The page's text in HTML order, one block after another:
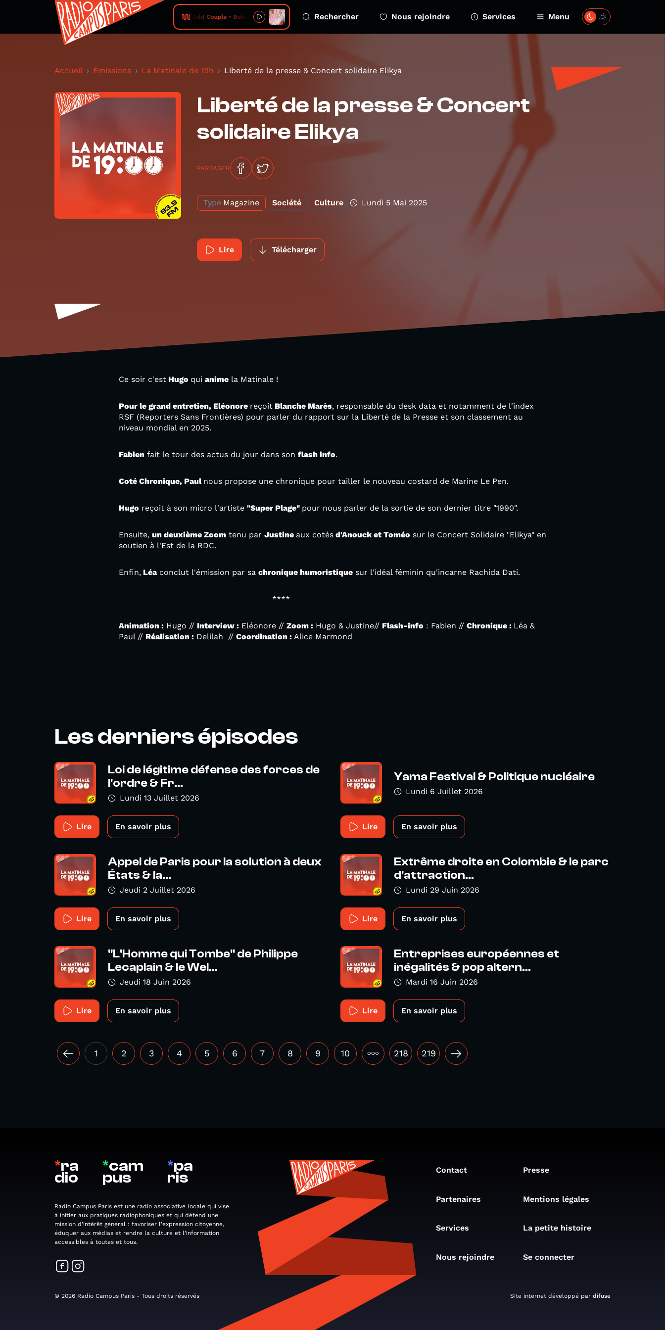
Odd Couple • Bokeh 21 Rechercher Nous rejoindre Services Menu
Accueil Émissions La Matinale de 19h Liberté de la presse & Concert solidaire Elikya
Liberté de la presse & Concert
solidaire Elikya
PARTAGER
Type Magazine Société Culture Lundi 5 Mai 2025
Lire Télécharger
Ce soir c'est Hugo qui anime la Matinale !
Pour le grand entretien, Eléonore reçoit Blanche Marès, responsable du desk data et notamment de l'index
RSF (Reporters Sans Frontières) pour parler du rapport sur la Liberté de la Presse et son classement au
niveau mondial en 2025.
Fabien fait le tour des actus du jour dans son flash info.
Coté Chronique, Paul nous propose une chronique pour tailler le nouveau costard de Marine Le Pen.
Hugo reçoit à son micro l'artiste "Super Plage" pour nous parler de la sortie de son dernier titre "1990".
Ensuite, un deuxième Zoom tenu par Justine aux cotés d'Anouck et Toméo sur le Concert Solidaire "Elikya" en
soutien à l'Est de la RDC.
Enfin, Léaconclut l'émission par sa chronique humoristique sur l'idéal féminin qu'incarne Rachida Dati.
****
Animation : Hugo // Interview : Eléonore // Zoom : Hugo & Justine// Flash-info : Fabien // Chronique : Léa &
Paul // Réalisation : Delilah // Coordination : Alice Marmond
Les derniers épisodes
Loi de légitime défense des forces de
l'ordre & Fr...
Lundi 13 Juillet 2026
Lire En savoir plus
Yama Festival & Politique nucléaire
Lundi 6 Juillet 2026
Lire En savoir plus
Appel de Paris pour la solution à deux
États & la...
Jeudi 2 Juillet 2026
Lire En savoir plus
Extrême droite en Colombie & le parc
d'attraction...
Lundi 29 Juin 2026
Lire En savoir plus
"L'Homme qui Tombe" de Philippe
Lecaplain & le Wel...
Jeudi 18 Juin 2026
Lire En savoir plus
Entreprises européennes et
inégalités & pop altern...
Mardi 16 Juin 2026
Lire En savoir plus
1 2 3 4 5 6 7 8 9 10 ••• 218 219
*ra
dio
*cam
pus
*pa
ris
Radio Campus Paris est une radio associative locale qui vise
à initier aux pratiques radiophoniques et qui défend une
mission d'intérêt général : favoriser l'expression citoyenne,
éduquer aux médias et rendre la culture et l'information
accessibles à toutes et tous.
Contact Presse
Partenaires Mentions légales
Services La petite histoire
Nous rejoindre Se connecter
© 2026 Radio Campus Paris - Tous droits réservés Site internet développé par difuse